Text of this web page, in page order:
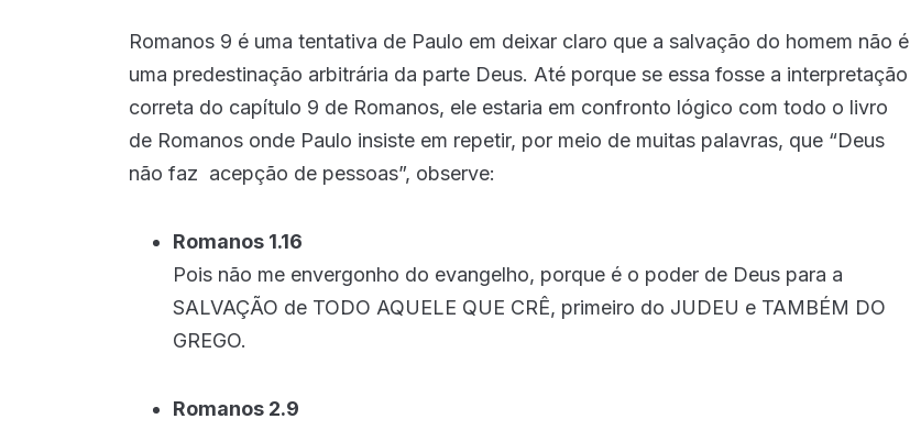
Romanos 9 é uma tentativa de Paulo em deixar claro que a salvação do homem não é
uma predestinação arbitrária da parte Deus. Até porque se essa fosse a interpretação
correta do capítulo 9 de Romanos, ele estaria em confronto lógico com todo o livro
de Romanos onde Paulo insiste em repetir, por meio de muitas palavras, que “Deus
não faz acepção de pessoas”, observe:
Romanos 1.16
Pois não me envergonho do evangelho, porque é o poder de Deus para a
SALVAÇÃO de TODO AQUELE QUE CRÊ, primeiro do JUDEU e TAMBÉM DO
GREGO.
Romanos 2.9